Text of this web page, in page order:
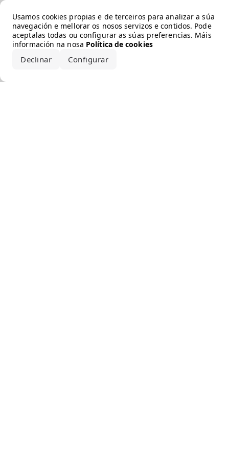
Usamos cookies propias e de terceiros para analizar a súa
navegación e mellorar os nosos servizos e contidos. Pode
aceptalas todas ou configurar as súas preferencias. Máis
información na nosa Política de cookies
Declinar Configurar
Error loading the brand